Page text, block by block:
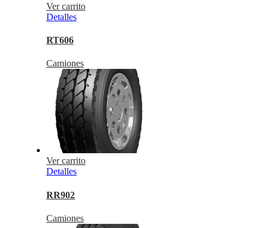
Ver carrito
Detalles
RT606
Camiones
Ver carrito
Detalles
RR902
Camiones